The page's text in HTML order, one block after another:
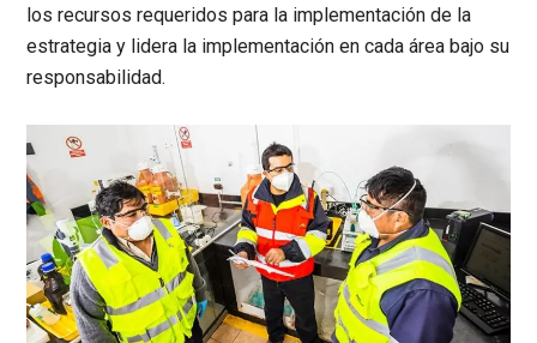
los recursos requeridos para la implementación de la
estrategia y lidera la implementación en cada área bajo su
responsabilidad.